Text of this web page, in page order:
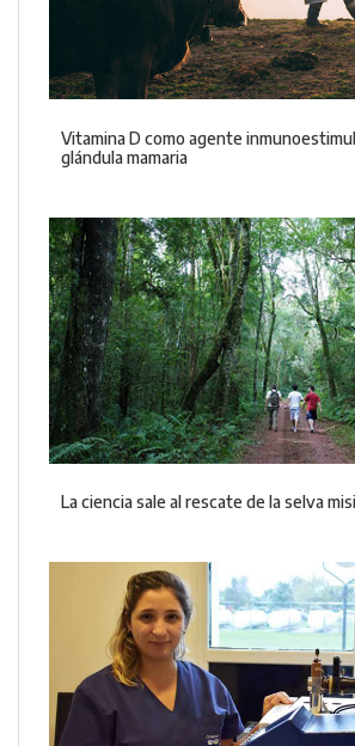
Vitamina D como agente
glándula mamaria
La ciencia sale al rescate de la selva